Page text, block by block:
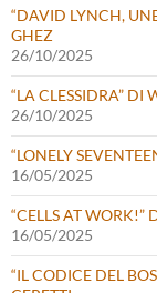
“DAVID LYNCH,
GHEZ
26/10/2025
“LA CLESSIDRA” DI
26/10/2025
“LONELY
16/05/2025
“CELLS AT WORK!”
16/05/2025
“IL CODICE DEL